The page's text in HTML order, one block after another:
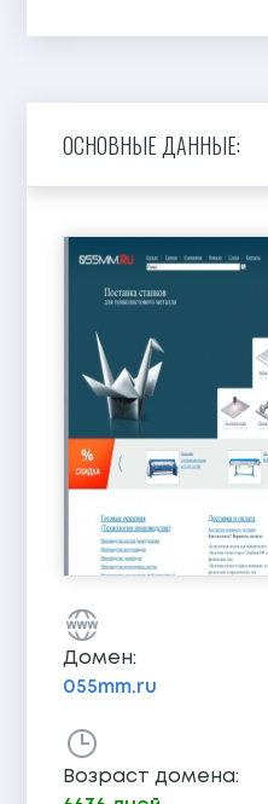
ОСНОВНЫЕ ДАННЫЕ:
Домен:
055mm.ru
Возраст домена: